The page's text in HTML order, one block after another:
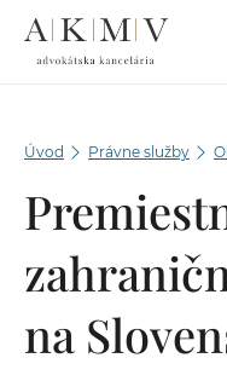
Úvod Právne služby
na